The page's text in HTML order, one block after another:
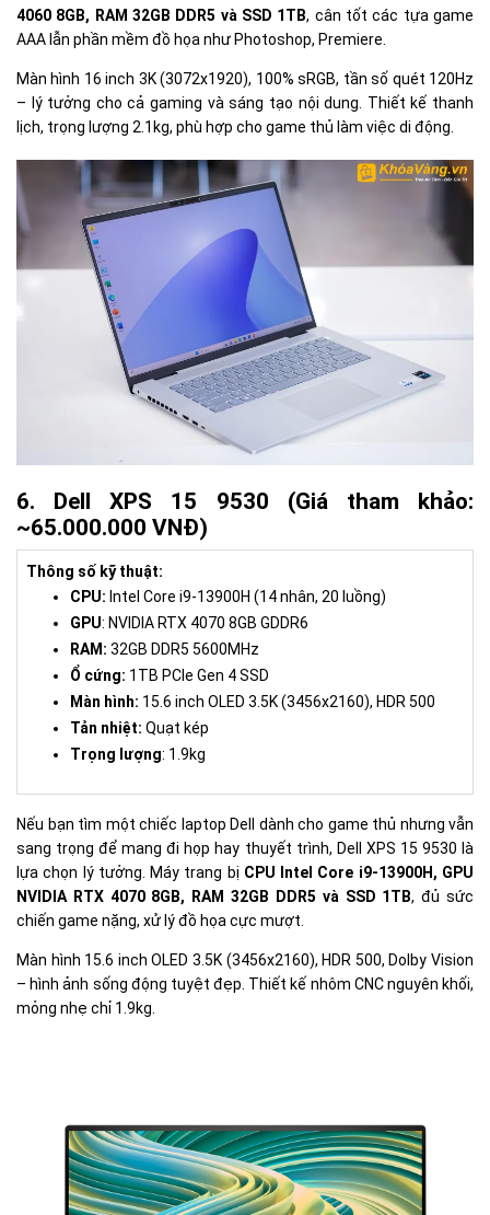
4060 8GB, RAM 32GB DDR5 và SSD 1TB, cân tốt các tựa game
AAA lẫn phần mềm đồ họa như Photoshop, Premiere.
Màn hình 16 inch 3K (3072x1920), 100% sRGB, tần số quét 120Hz
– lý tưởng cho cả gaming và sáng tạo nội dung. Thiết kế thanh
lịch, trọng lượng 2.1kg, phù hợp cho game thủ làm việc di động.
6. Dell XPS 15 9530 (Giá tham khảo:
~65.000.000 VNĐ)
Thông số kỹ thuật:
CPU: Intel Core i9-13900H (14 nhân, 20 luồng)
GPU: NVIDIA RTX 4070 8GB GDDR6
RAM: 32GB DDR5 5600MHz
Ổ cứng: 1TB PCIe Gen 4 SSD
Màn hình: 15.6 inch OLED 3.5K (3456x2160), HDR 500
Tản nhiệt: Quạt kép
Trọng lượng: 1.9kg
Nếu bạn tìm một chiếc laptop Dell dành cho game thủ nhưng vẫn
sang trọng để mang đi họp hay thuyết trình, Dell XPS 15 9530 là
lựa chọn lý tưởng. Máy trang bị CPU Intel Core i9-13900H, GPU
NVIDIA RTX 4070 8GB, RAM 32GB DDR5 và SSD 1TB, đủ sức
chiến game nặng, xử lý đồ họa cực mượt.
Màn hình 15.6 inch OLED 3.5K (3456x2160), HDR 500, Dolby Vision
– hình ảnh sống động tuyệt đẹp. Thiết kế nhôm CNC nguyên khối,
mỏng nhẹ chỉ 1.9kg.